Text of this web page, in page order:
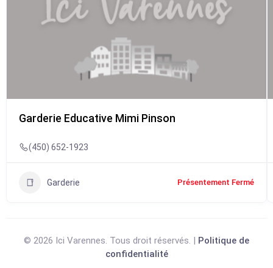
Garderie Educative Mimi Pinson
(450) 652-1923
Garderie Présentement Fermé
© 2026 Ici Varennes. Tous droit réservés. | Politique de
confidentialité